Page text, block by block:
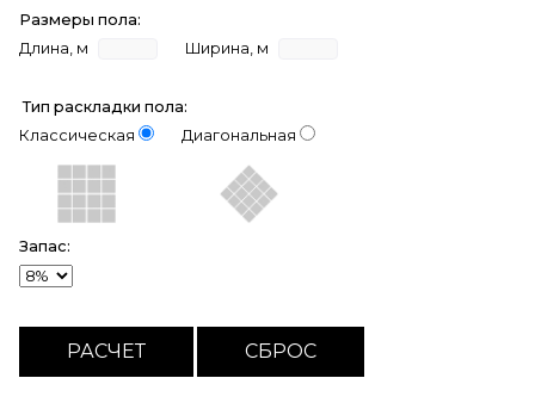
Размеры пола:
Длина, м
Ширина, м
Тип раскладки пола:
Классическая
Диагональная
Запас: